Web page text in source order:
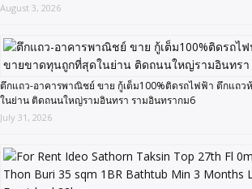
August 3, 2026
ตึกแถว-อาคารพาณิชย์ ขาย กู้เต็ม100%ติดรถไฟฟ้า ตึกแถว
ในย่าน ติดถนนใหญ่รามอินทรา รามอินทรากม6
July 31, 2026